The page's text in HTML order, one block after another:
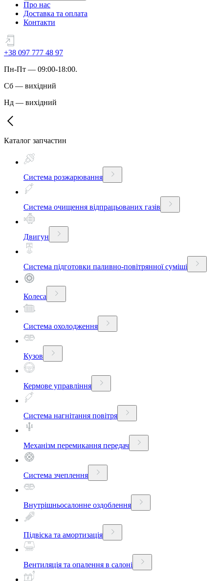
Про нас
Доставка та оплата
Контакти
+38 097 777 48 97
Пн-Пт — 09:00-18:00.
Сб — вихідний
Нд — вихідний
Каталог запчастин
Система розжарювання
Система очищення відпрацьованих газів
Двигун
Система підготовки паливно-повітрянної суміші
Колеса
Система охолодження
Кузов
Кермове управління
Система нагнітання повітря
Механізм перемикання передач
Система зчеплення
Внутрішньосалонне оздоблення
Підвіска та амортизація
Вентиляція та опалення в салоні